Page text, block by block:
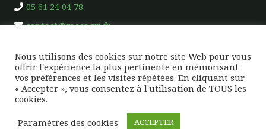
05 61 24 04 78
contact@mecagri.fr
Création & Design →SUDWEB-FACTORY
Nous utilisons des cookies sur notre site Web pour vous
offrir l'expérience la plus pertinente en mémorisant
vos préférences et les visites répétées. En cliquant sur
« Accepter », vous consentez à l'utilisation de TOUS les
cookies.
Paramètres des cookies
ACCEPTER